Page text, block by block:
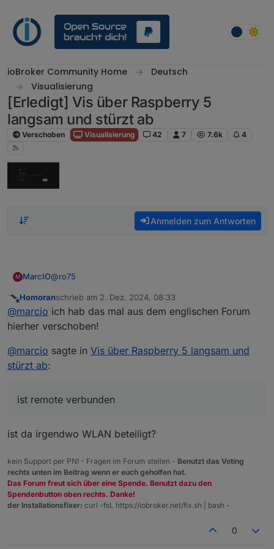
ioBroker Community Home
Deutsch
Visualisierung
[Erledigt] Vis über Raspberry 5
langsam und stürzt ab
Verschoben Visualisierung 42 7 7.6k 4
Anmelden zum Antworten
M MarcIO@ro75
Nein, der Iob läuft auf meinem Heimserver und der
Raspi ist nur zur Darstellung da und ist remote
verbunden. Mein Rechner ist genauso über remote
Raspi macht eben Probleme..
Offline
Homoranschrieb am 2. Dez. 2024, 08:33
zuletzt editiert von
@marcio ich hab das mal aus dem englischen Forum
hierher verschoben!
@marcio sagte in Vis über Raspberry 5 langsam und
stürzt ab:
ist remote verbunden
ist da irgendwo WLAN beteiligt?
kein Support per PN! - Fragen im Forum stellen - Benutzt das Voting
rechts unten im Beitrag wenn er euch geholfen hat.
Das Forum freut sich über eine Spende. Benutzt dazu den
Spendenbutton oben rechts. Danke!
der Installationsfixer: curl -fsL https://iobroker.net/fix.sh | bash -
0